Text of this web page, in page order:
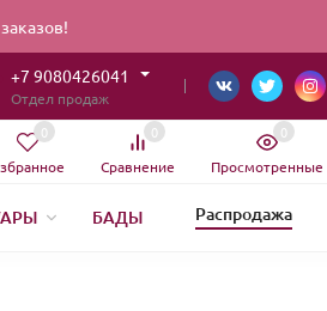
+7 9080426041
Отдел продаж
0
Сравнение
0
Просмотренные
0
БАДЫ
Распродажа